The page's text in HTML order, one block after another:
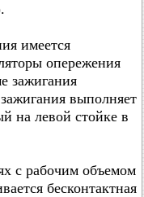
имеется
опережения
зажигания
выполняет
на левой стойке в
с рабочим объемом
бесконтактная